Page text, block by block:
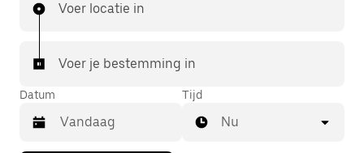
Voer locatie in
Voer je bestemming in
Datum Tijd
Nu